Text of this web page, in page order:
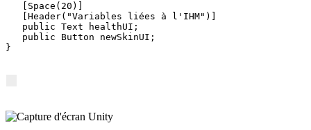
   [Space(20)]
   [Header("Variables liées à l'IHM")]
   public Text healthUI;
   public Button newSkinUI;
}